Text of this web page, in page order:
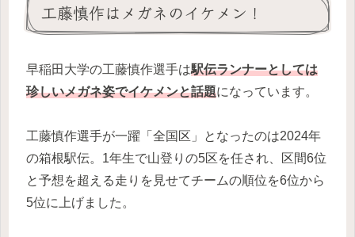
工藤慎作はメガネのイケメン！
早稲田大学の工藤慎作選手は駅伝ランナーとしては
珍しいメガネ姿でイケメンと話題になっています。
工藤慎作選手が一躍「全国区」となったのは2024年
の箱根駅伝。1年生で山登りの5区を任され、区間6位
と予想を超える走りを見せてチームの順位を6位から
5位に上げました。